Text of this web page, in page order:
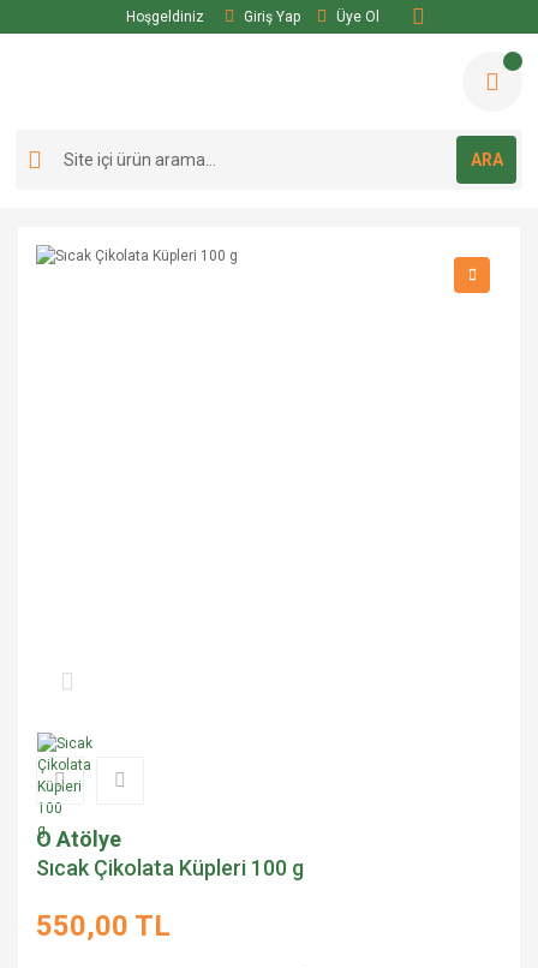
Hoşgeldiniz Giriş Yap Üye Ol
ARA
O Atölye
Sıcak Çikolata Küpleri 100 g
550,00 TL